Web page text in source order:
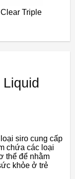
Triple
loại siro cung cấp
chứa các loại
thể để nhằm
khỏe ở trẻ